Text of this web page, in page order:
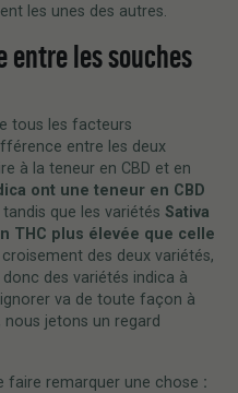
les unes des autres.
entre les souches
tous les facteurs
entre les deux
à la teneur en CBD et en
ont une teneur en CBD
tandis que les variétés Sativa
THC plus élevée que celle
des deux variétés,
des variétés indica à
va de toute façon à
nous jetons un regard
faire remarquer une chose :